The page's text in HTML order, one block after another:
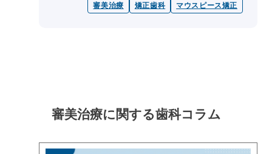
例や治療方法、シミュレーション...
審美治療 矯正歯科 マウスピース矯正
審美治療に関する歯科コラム